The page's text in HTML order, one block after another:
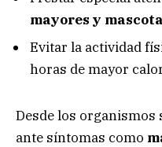
mayores y
Evitar la actividad
horas de mayor
Desde los
ante síntomas como